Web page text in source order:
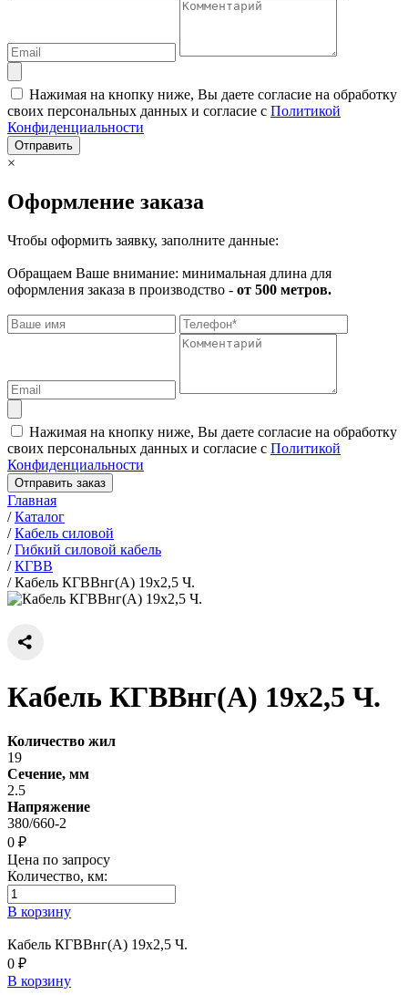
Нажимая на кнопку ниже, Вы даете согласие на обработку
своих персональных данных и согласие с Политикой
Конфиденциальности
Отправить
×
Оформление заказа
Чтобы оформить заявку, заполните данные:
Обращаем Ваше внимание: минимальная длина для
оформления заказа в производство - от 500 метров.
Нажимая на кнопку ниже, Вы даете согласие на обработку
своих персональных данных и согласие с Политикой
Конфиденциальности
Отправить заказ
Главная
/Каталог
/Кабель силовой
/Гибкий силовой кабель
/КГВВ
/Кабель КГВВнг(А) 19х2,5 Ч.
Кабель КГВВнг(А) 19х2,5 Ч.
Количество жил
19
Сечение, мм
2.5
Напряжение
380/660-2
0 ₽
Цена по запросу
Количество, км:
В корзину
Кабель КГВВнг(А) 19х2,5 Ч.
0 ₽
В корзину